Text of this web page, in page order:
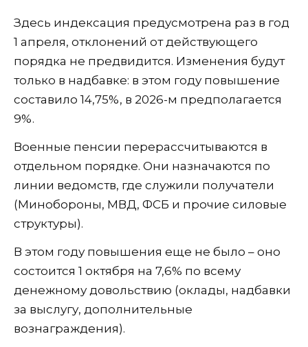
Здесь индексация предусмотрена раз в год
1 апреля, отклонений от действующего
порядка не предвидится. Изменения будут
только в надбавке: в этом году повышение
составило 14,75%, в 2026-м предполагается
9%.
Военные пенсии перерассчитываются в
отдельном порядке. Они назначаются по
линии ведомств, где служили получатели
(Минобороны, МВД, ФСБ и прочие силовые
структуры).
В этом году повышения еще не было – оно
состоится 1 октября на 7,6% по всему
денежному довольствию (оклады, надбавки
за выслугу, дополнительные
вознаграждения).